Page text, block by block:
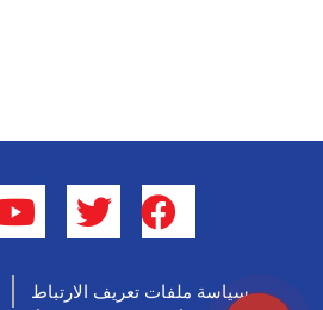
سياسة ملفات تعريف الارتباط